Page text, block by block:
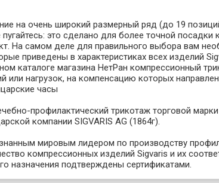
на очень широкий размерный ряд (до 19
это сделано для более точной посадки
На самом деле для правильного выбора вам
приведены в характеристиках всех изделий
каталоге магазина НетРан компрессионный
или нагрузок, на компенсацию которых
часы
профилактический трикотаж торговой марки
компании SIGVARIS AG (1864г).
мировым лидером по производству
компрессионных изделий Sigvaris и их
назначения подтверждены сертификатами.